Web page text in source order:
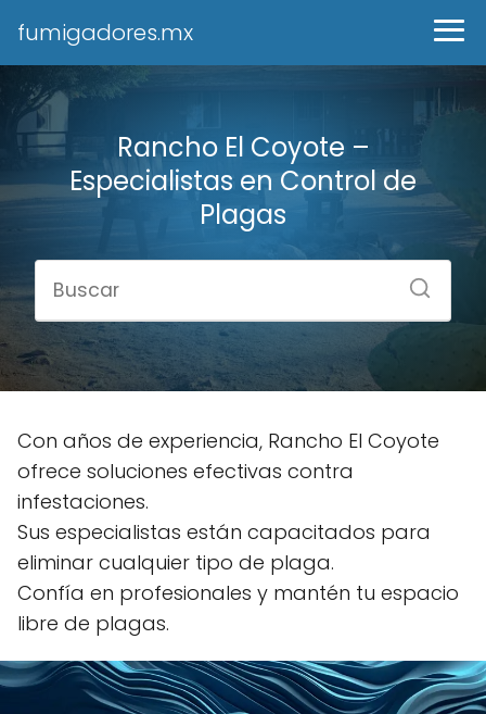
fumigadores.mx
Rancho El Coyote –
Especialistas en Control de
Plagas
Con años de experiencia, Rancho El Coyote
ofrece soluciones efectivas contra
infestaciones.
Sus especialistas están capacitados para
eliminar cualquier tipo de plaga.
Confía en profesionales y mantén tu espacio
libre de plagas.